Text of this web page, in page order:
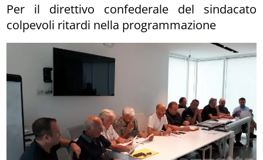
Per il direttivo confederale del sindacato
colpevoli ritardi nella programmazione